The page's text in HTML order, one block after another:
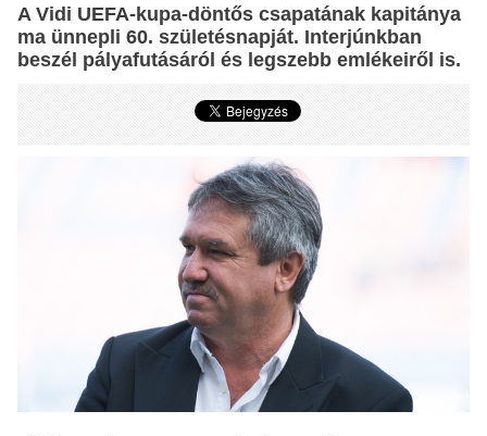
A Vidi UEFA-kupa-döntős csapatának kapitánya
ma ünnepli 60. születésnapját. Interjúnkban
beszél pályafutásáról és legszebb emlékeiről is.